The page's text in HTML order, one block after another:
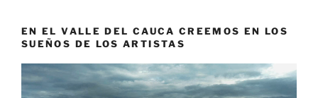
EN EL VALLE DEL CAUCA CREEMOS EN LOS
SUEÑOS DE LOS ARTISTAS
Reproductor
de